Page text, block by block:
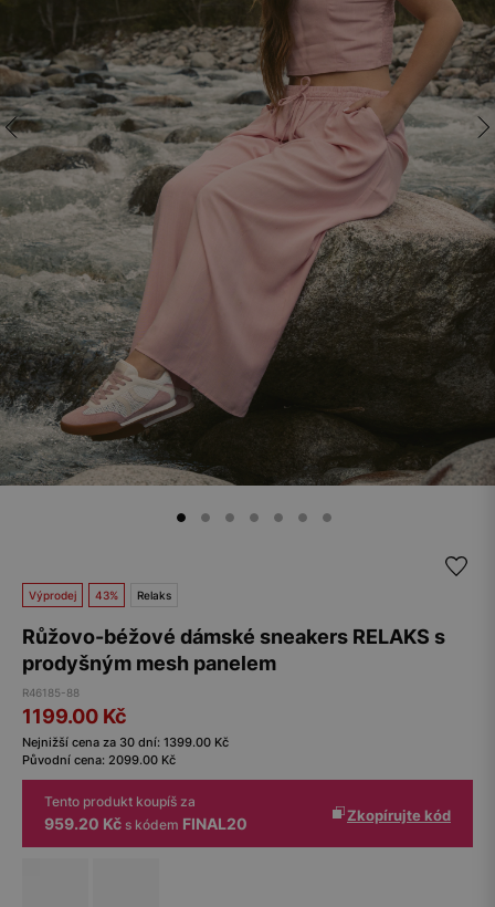
Výprodej 43% Relaks
Růžovo-béžové dámské sneakers RELAKS s
prodyšným mesh panelem
R46185-88
1199.00 Kč
Nejnižší cena za 30 dní: 1399.00 Kč
Původní cena: 2099.00 Kč
Tento produkt koupíš za
959.20 Kč s kódem FINAL20 Zkopírujte kód